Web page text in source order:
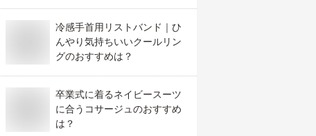
冷感手首用リストバンド｜ひ
んやり気持ちいいクールリン
グのおすすめは？
卒業式に着るネイビースーツ
に合うコサージュのおすすめ
は？